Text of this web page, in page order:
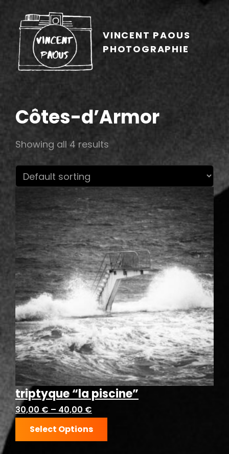
VINCENT PAOUS
PHOTOGRAPHIE
Côtes-d’Armor
Showing all 4 results
triptyque “la piscine”
30,00 € – 40,00 €
Select Options